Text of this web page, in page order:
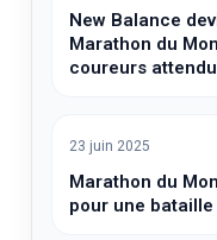
New Balance
Marathon du
coureurs
23 juin 2025
Marathon du
pour une bataille